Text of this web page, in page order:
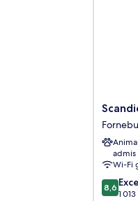
Scandic
Fornebu
Fornebu
Fornebu
admis
Wi-Fi
8.6
sur
8,6
1